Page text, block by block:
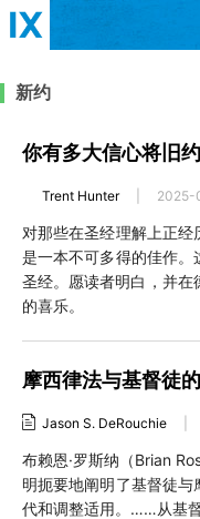
文章
教会带领
乌兹别克语
法语
韩语
阿尔巴尼亚语
新约
你有多大信心将旧
Trent Hunter 2025-
对那些在圣经理解上正
是一本不可多得的佳作
圣经。愿读者明白，并在
的喜乐。
摩西律法与基督徒
Jason S. DeRouchie
布赖恩·罗斯纳（Brian
明扼要地阐明了基督徒与
代和调整适用。……从基